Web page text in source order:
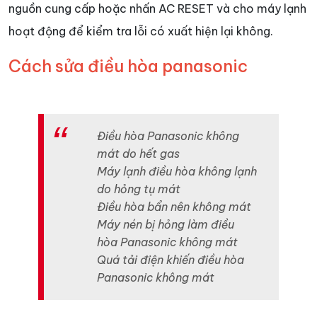
nguồn cung cấp hoặc nhấn AC RESET và cho máy lạnh
hoạt động để kiểm tra lỗi có xuất hiện lại không.
Cách sửa điều hòa panasonic
Điều hòa Panasonic không
mát do hết gas
Máy lạnh điều hòa không lạnh
do hỏng tụ mát
Điều hòa bẩn nên không mát
Máy nén bị hỏng làm điều
hòa Panasonic không mát
Quá tải điện khiến điều hòa
Panasonic không mát